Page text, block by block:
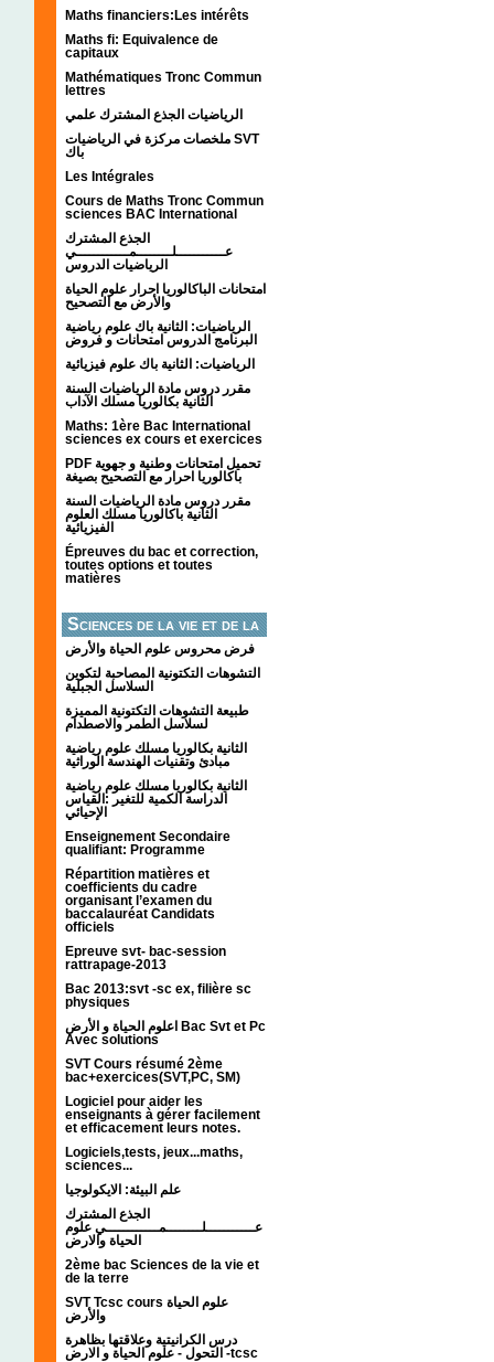
Maths financiers:Les intérêts
Maths fi: Equivalence de
capitaux
Mathématiques Tronc Commun
lettres
الرياضيات الجذع المشترك علمي
ملخصات مركزة في الرياضيات SVT
باك
Les Intégrales
Cours de Maths Tronc Commun
sciences BAC International
الجذع المشترك
عـــــــــــلــــــــمــــــــــــي
الرياضيات الدروس
امتحانات الباكالوريا احرار علوم الحياة
والأرض مع التصحيح
الرياضيات: الثانية باك علوم رياضية
البرنامج الدروس امتحانات و فروض
الرياضيات: الثانية باك علوم فيزيائية
مقرر دروس مادة الرياضيات السنة
الثانية بكالوريا مسلك الآداب
Maths: 1ère Bac International
sciences ex cours et exercices
PDF تحميل امتحانات وطنية و جهوية
باكالوريا احرار مع التصحيح بصيغة
مقرر دروس مادة الرياضيات السنة
الثانية باكالوريا مسلك العلوم
الفيزيائية
Épreuves du bac et correction,
toutes options et toutes
matières
Sciences de la vie et de la
terre
فرض محروس علوم الحياة والأرض
التشوهات التكتونیة المصاحبة لتكوین
السلاسل الجبلیة
طبيعة التشوهات التكتونية المميزة
لسلاسل الطمر والاصطدام
الثانية بكالوريا مسلك علوم رياضية
مبادئ وتقنيات الهندسة الوراثية
الثانية بكالوريا مسلك علوم رياضية
الدراسة الكمية للتغير :القياس
الإحيائي
Enseignement Secondaire
qualifiant: Programme
Répartition matières et
coefficients du cadre
organisant l’examen du
baccalauréat Candidats
officiels
Epreuve svt- bac-session
rattrapage-2013
Bac 2013:svt -sc ex, filière sc
physiques
اعلوم الحياة و الأرض Bac Svt et Pc
Avec solutions
SVT Cours résumé 2ème
bac+exercices(SVT,PC, SM)
Logiciel pour aider les
enseignants à gérer facilement
et efficacement leurs notes.
Logiciels,tests, jeux...maths,
sciences...
علم البيئة: الايكولوجيا
الجذع المشترك
عـــــــــــلــــــــمــــــــــــي علوم
الحياة والارض
2ème bac Sciences de la vie et
de la terre
SVT Tcsc cours علوم الحياة
والأرض
درس الكرانيتية وعلاقتها بظاهرة
التحول - علوم الحياة و الارض -tcsc